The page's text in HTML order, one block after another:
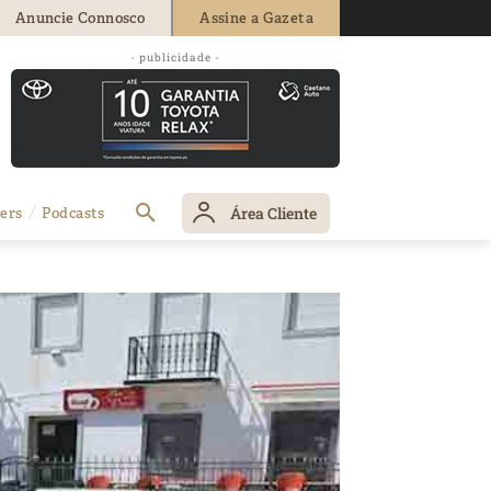
Anuncie Connosco Assine a Gazeta
- publicidade -
Podcasts Área Cliente